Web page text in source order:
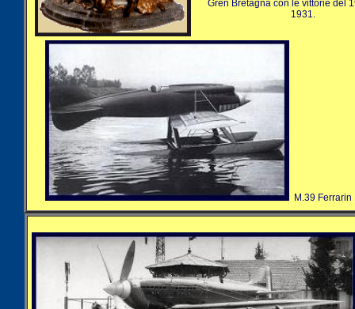
Gren Bretagna con le vittorie del
1931.
M.39 Ferrarin